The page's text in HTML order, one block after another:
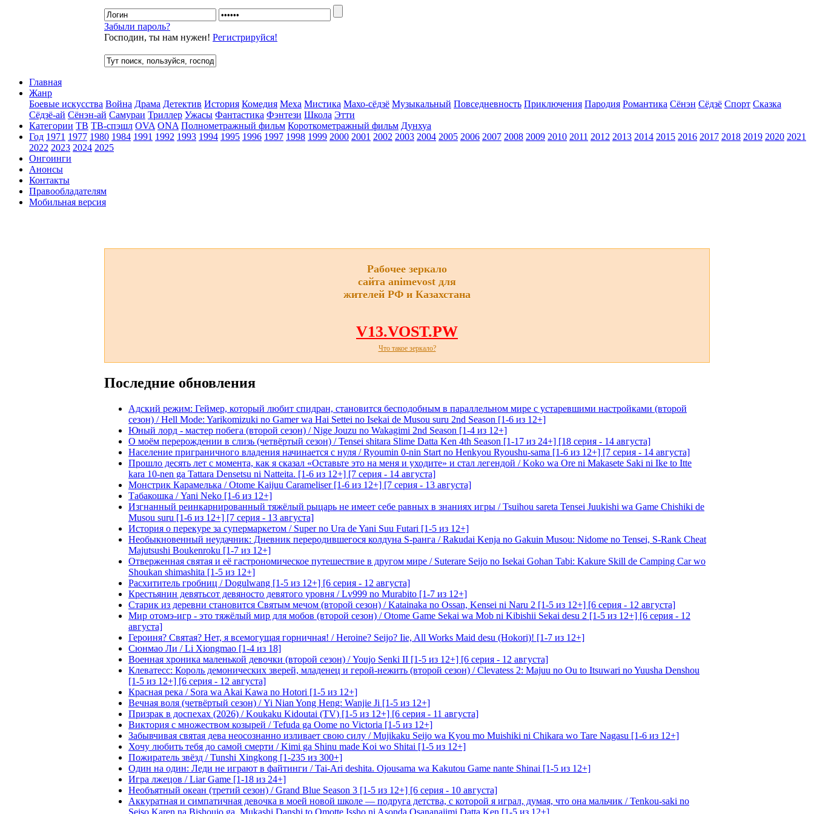
Забыли пароль?
Господин, ты нам нужен! Регистрируйся!
Главная
Жанр
Боевые искусства Война Драма Детектив История Комедия Меха Мистика Махо-сёдзё Музыкальный Повседневность Приключения Пародия Романтика Сёнэн Сёдзё Спорт Сказка
Сёдзё-ай Сёнэн-ай Самураи Триллер Ужасы Фантастика Фэнтези Школа Этти
Категории ТВ ТВ-спэшл OVA ONA Полнометражный фильм Короткометражный фильм Дунхуа
Год 1971 1977 1980 1984 1991 1992 1993 1994 1995 1996 1997 1998 1999 2000 2001 2002 2003 2004 2005 2006 2007 2008 2009 2010 2011 2012 2013 2014 2015 2016 2017 2018 2019 2020 2021
2022 2023 2024 2025
Онгоинги
Анонсы
Контакты
Правообладателям
Мобильная версия
Рабочее зеркало
сайта animevost для
жителей РФ и Казахстана
V13.VOST.PW
Что такое зеркало?
Последние обновления
Адский режим: Геймер, который любит спидран, становится бесподобным в параллельном мире с устаревшими настройками (второй
сезон) / Hell Mode: Yarikomizuki no Gamer wa Hai Settei no Isekai de Musou suru 2nd Season [1-6 из 12+]
Юный лорд - мастер побега (второй сезон) / Nige Jouzu no Wakagimi 2nd Season [1-4 из 12+]
О моём перерождении в слизь (четвёртый сезон) / Tensei shitara Slime Datta Ken 4th Season [1-17 из 24+] [18 серия - 14 августа]
Население приграничного владения начинается с нуля / Ryoumin 0-nin Start no Henkyou Ryoushu-sama [1-6 из 12+] [7 серия - 14 августа]
Прошло десять лет с момента, как я сказал «Оставьте это на меня и уходите» и стал легендой / Koko wa Ore ni Makasete Saki ni Ike to Itte
kara 10-nen ga Tattara Densetsu ni Natteita. [1-6 из 12+] [7 серия - 14 августа]
Монстрик Карамелька / Otome Kaijuu Carameliser [1-6 из 12+] [7 серия - 13 августа]
Табакошка / Yani Neko [1-6 из 12+]
Изгнанный реинкарнированный тяжёлый рыцарь не имеет себе равных в знаниях игры / Tsuihou sareta Tensei Juukishi wa Game Chishiki de
Musou suru [1-6 из 12+] [7 серия - 13 августа]
История о перекуре за супермаркетом / Super no Ura de Yani Suu Futari [1-5 из 12+]
Необыкновенный неудачник: Дневник переродившегося колдуна S-ранга / Rakudai Kenja no Gakuin Musou: Nidome no Tensei, S-Rank Cheat
Majutsushi Boukenroku [1-7 из 12+]
Отверженная святая и её гастрономическое путешествие в другом мире / Suterare Seijo no Isekai Gohan Tabi: Kakure Skill de Camping Car wo
Shoukan shimashita [1-5 из 12+]
Расхититель гробниц / Dogulwang [1-5 из 12+] [6 серия - 12 августа]
Крестьянин девятьсот девяносто девятого уровня / Lv999 no Murabito [1-7 из 12+]
Старик из деревни становится Святым мечом (второй сезон) / Katainaka no Ossan, Kensei ni Naru 2 [1-5 из 12+] [6 серия - 12 августа]
Мир отомэ-игр - это тяжёлый мир для мобов (второй сезон) / Otome Game Sekai wa Mob ni Kibishii Sekai desu 2 [1-5 из 12+] [6 серия - 12
августа]
Героиня? Святая? Нет, я всемогущая горничная! / Heroine? Seijo? Iie, All Works Maid desu (Hokori)! [1-7 из 12+]
Сюнмао Ли / Li Xiongmao [1-4 из 18]
Военная хроника маленькой девочки (второй сезон) / Youjo Senki II [1-5 из 12+] [6 серия - 12 августа]
Клеватесс: Король демонических зверей, младенец и герой-нежить (второй сезон) / Clevatess 2: Majuu no Ou to Itsuwari no Yuusha Denshou
[1-5 из 12+] [6 серия - 12 августа]
Красная река / Sora wa Akai Kawa no Hotori [1-5 из 12+]
Вечная воля (четвёртый сезон) / Yi Nian Yong Heng: Wanjie Ji [1-5 из 12+]
Призрак в доспехах (2026) / Koukaku Kidoutai (TV) [1-5 из 12+] [6 серия - 11 августа]
Виктория с множеством козырей / Tefuda ga Oome no Victoria [1-5 из 12+]
Забывчивая святая дева неосознанно изливает свою силу / Mujikaku Seijo wa Kyou mo Muishiki ni Chikara wo Tare Nagasu [1-6 из 12+]
Хочу любить тебя до самой смерти / Kimi ga Shinu made Koi wo Shitai [1-5 из 12+]
Пожиратель звёзд / Tunshi Xingkong [1-235 из 300+]
Один на один: Леди не играют в файтинги / Tai-Ari deshita. Ojousama wa Kakutou Game nante Shinai [1-5 из 12+]
Игра лжецов / Liar Game [1-18 из 24+]
Необъятный океан (третий сезон) / Grand Blue Season 3 [1-5 из 12+] [6 серия - 10 августа]
Аккуратная и симпатичная девочка в моей новой школе — подруга детства, с которой я играл, думая, что она мальчик / Tenkou-saki no
Seiso Karen na Bishoujo ga, Mukashi Danshi to Omotte Issho ni Asonda Osananajimi Datta Ken [1-5 из 12+]